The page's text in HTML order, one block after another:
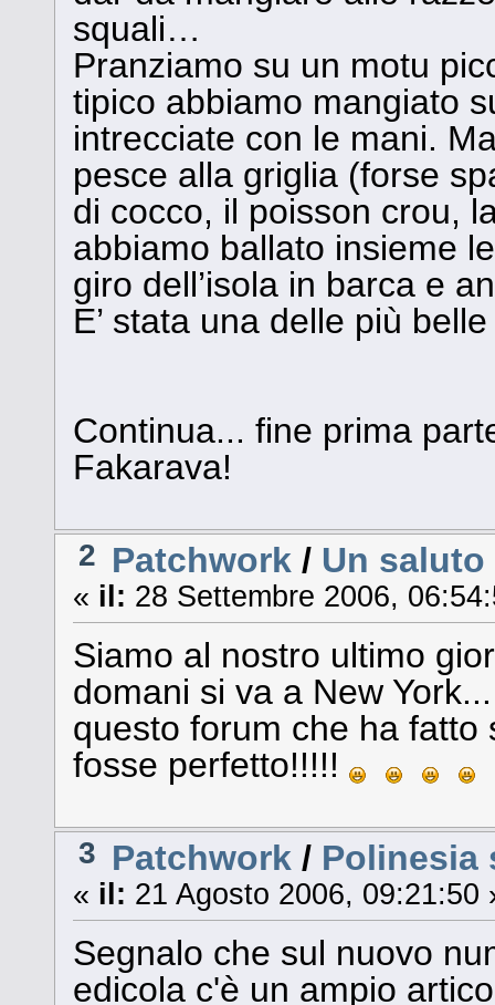
squali…
Pranziamo su un motu
tipico abbiamo mangiato
intrecciate con le mani.
pesce alla griglia (forse
di cocco, il poisson crou,
abbiamo ballato insieme
giro dell’isola in barca e
E’ stata una delle più
Continua... fine prima
Fakarava!
2 Patchwork / Un
« il: 28 Settembre 2006,
Siamo al nostro ultimo
domani si va a New
questo forum che ha fatto
fosse perfetto!!!!!
3 Patchwork / Polinesia
« il: 21 Agosto 2006, 09:21:50
Segnalo che sul nuovo
edicola c'è un ampio